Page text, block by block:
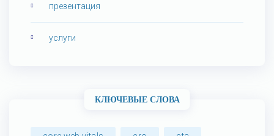
презентация
услуги
КЛЮЧЕВЫЕ СЛОВА